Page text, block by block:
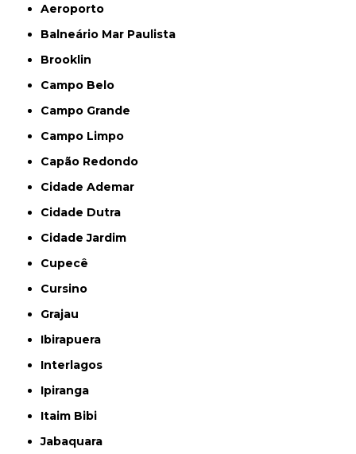
Aeroporto
Balneário Mar Paulista
Brooklin
Campo Belo
Campo Grande
Campo Limpo
Capão Redondo
Cidade Ademar
Cidade Dutra
Cidade Jardim
Cupecê
Cursino
Grajau
Ibirapuera
Interlagos
Ipiranga
Itaim Bibi
Jabaquara